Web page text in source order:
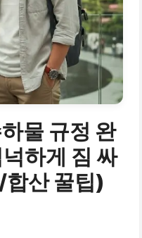
물 규정 완
하게 짐 싸
산 꿀팁)